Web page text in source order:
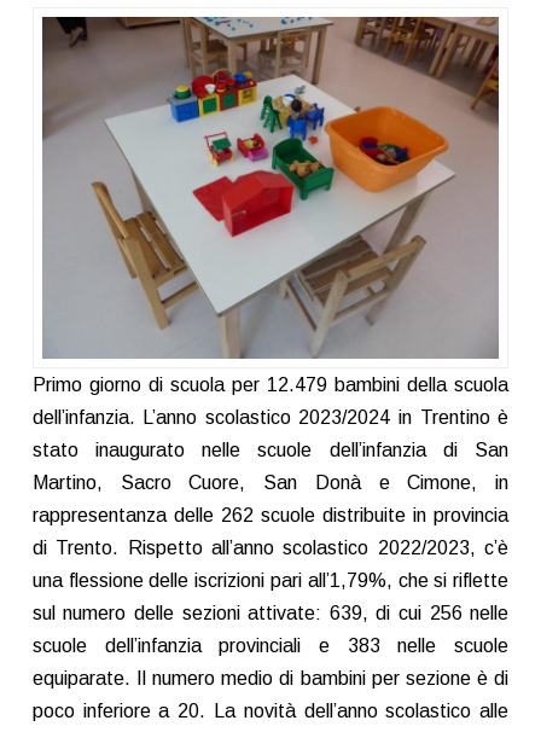
Primo giorno di scuola per 12.479 bambini della scuola
dell’infanzia. L’anno scolastico 2023/2024 in Trentino è
stato inaugurato nelle scuole dell’infanzia di San
Martino, Sacro Cuore, San Donà e Cimone, in
rappresentanza delle 262 scuole distribuite in provincia
di Trento. Rispetto all’anno scolastico 2022/2023, c’è
una flessione delle iscrizioni pari all’1,79%, che si riflette
sul numero delle sezioni attivate: 639, di cui 256 nelle
scuole dell’infanzia provinciali e 383 nelle scuole
equiparate. Il numero medio di bambini per sezione è di
poco inferiore a 20. La novità dell’anno scolastico alle